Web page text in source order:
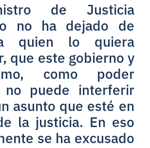
de Justicia
no ha dejado de
quien lo quiera
que este gobierno y
como poder
no puede interferir
asunto que esté en
la justicia. En eso
se ha excusado